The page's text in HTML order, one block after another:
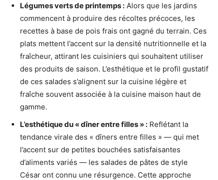
Légumes verts de printemps : Alors que les jardins
commencent à produire des récoltes précoces, les
recettes à base de pois frais ont gagné du terrain. Ces
plats mettent l’accent sur la densité nutritionnelle et la
fraîcheur, attirant les cuisiniers qui souhaitent utiliser
des produits de saison. L’esthétique et le profil gustatif
de ces salades s’alignent sur la cuisine légère et
fraîche souvent associée à la cuisine maison haut de
gamme.
L’esthétique du « dîner entre filles » : Reflétant la
tendance virale des « dîners entre filles » — qui met
l’accent sur de petites bouchées satisfaisantes
d’aliments variés — les salades de pâtes de style
César ont connu une résurgence. Cette approche